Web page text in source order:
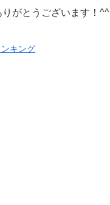
りがとうございます！^^
キング